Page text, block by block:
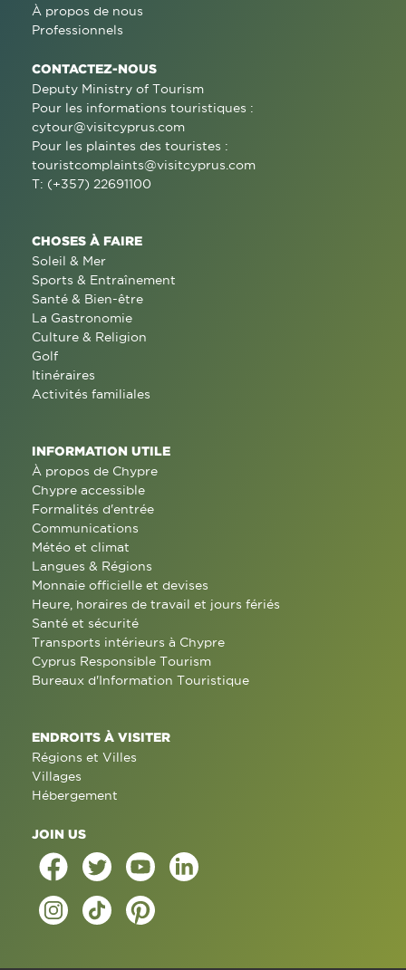
À propos de nous
Professionnels
CONTACTEZ-NOUS
Deputy Ministry of Tourism
Pour les informations touristiques :
cytour@visitcyprus.com
Pour les plaintes des touristes :
touristcomplaints@visitcyprus.com
T: (+357) 22691100
CHOSES À FAIRE
Soleil & Mer
Sports & Entraînement
Santé & Bien-être
La Gastronomie
Culture & Religion
Golf
Itinéraires
Activités familiales
INFORMATION UTILE
À propos de Chypre
Chypre accessible
Formalités d'entrée
Communications
Météo et climat
Langues & Régions
Monnaie officielle et devises
Heure, horaires de travail et jours fériés
Santé et sécurité
Transports intérieurs à Chypre
Cyprus Responsible Tourism
Bureaux d'Information Touristique
ENDROITS À VISITER
Régions et Villes
Villages
Hébergement
JOIN US